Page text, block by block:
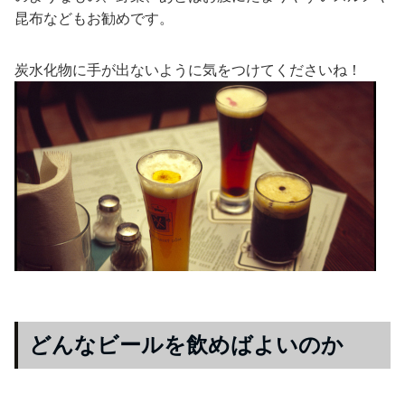
昆布などもお勧めです。
炭水化物に手が出ないように気をつけてくださいね！
どんなビールを飲めばよいのか